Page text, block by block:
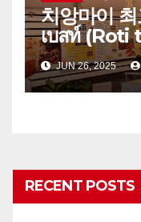
치앙마이
เบสท์ (Roti
이름부터
이유
JUN 26, 2025
RECENT POSTS